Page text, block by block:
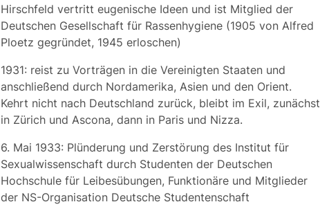
Hirschfeld vertritt eugenische Ideen und ist Mitglied der
Deutschen Gesellschaft für Rassenhygiene (1905 von Alfred
Ploetz gegründet, 1945 erloschen)
1931: reist zu Vorträgen in die Vereinigten Staaten und
anschließend durch Nordamerika, Asien und den Orient.
Kehrt nicht nach Deutschland zurück, bleibt im Exil, zunächst
in Zürich und Ascona, dann in Paris und Nizza.
6. Mai 1933: Plünderung und Zerstörung des Institut für
Sexualwissenschaft durch Studenten der Deutschen
Hochschule für Leibesübungen, Funktionäre und Mitglieder
der NS-Organisation Deutsche Studentenschaft